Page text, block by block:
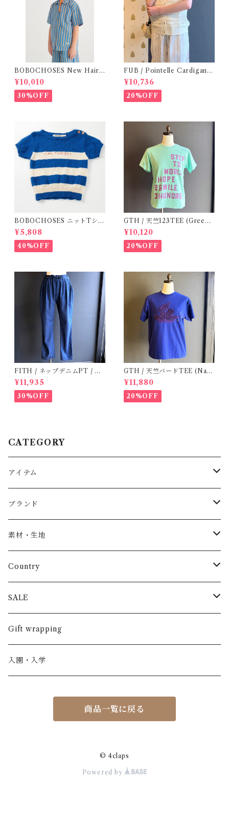
BOBOCHOSES New Hairli
ne woven shirt / 2-4Y
¥10,010
30%OFF
FUB / Pointelle Cardigan e
cru ( 140,150 )
¥10,736
20%OFF
BOBOCHOSES ニットTシャ
ツ(ボーダー)
¥5,808
40%OFF
GTH / 天竺123TEE (Green)
/ Size 1
¥10,120
20%OFF
FITH / ネップデニムPT / サ
イズ2
¥11,935
30%OFF
GTH / 天竺バードTEE (Navy
BL) / Size２
¥11,880
20%OFF
CATEGORY
アイテム
Baby
トップス
長袖
半袖
パンツ
長ズボン
半ズボン
スカート
ワンピース
カーディガン / 羽織もの
ブランド
AS WE GROW
ARCH&LINE
BABE & TESS
BOBOCHOSES
BONHEUR DU JOUR
素材・生地
コットン 100%
リネン( 麻 )
ウール
アルパカ
Country
France / フランス
Italy / イタリア
NY / ニューヨーク
Spain / スペイン
SALE
男の子
女の子
くつ・帽子・Bag
Gift wrapping
入園・入学
商品一覧に戻る
© 4claps
Powered by